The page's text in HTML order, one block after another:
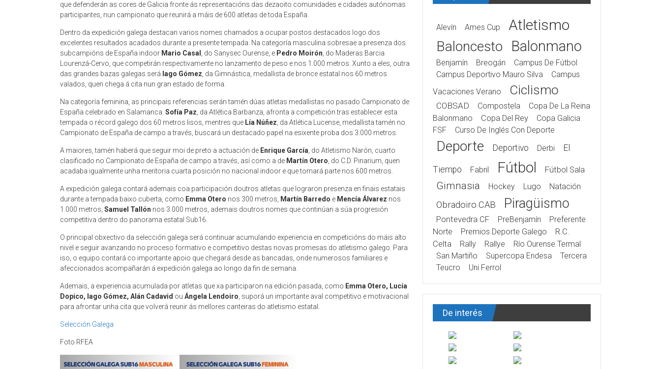
que defenderán as cores de Galicia fronte ás representacións das dezaoito comunidades e cidades autónomas
participantes, nun campionato que reunirá a máis de 600 atletas de toda España.
Dentro da expedición galega destacan varios nomes chamados a ocupar postos destacados logo dos
excelentes resultados acadados durante a presente tempada. Na categoría masculina sobresae a presenza dos
subcampións de España indoor Mario Casal , do Sanysec Ourense, e Pedro Moirón , do Maderas Barcia
Lourenzá-Cervo, que competirán respectivamente no lanzamento de peso e nos 1.000 metros. Xunto a eles, outra
das grandes bazas galegas será Iago Gómez , da Gimnástica, medallista de bronce estatal nos 60 metros
valados, quen chega á cita nun gran estado de forma.
Na categoría feminina, as principais referencias serán tamén dúas atletas medallistas no pasado Campionato de
España celebrado en Salamanca. Sofía Paz , da Atlética Barbanza, afronta a competición tras establecer esta
tempada o récord galego dos 60 metros lisos, mentres que Lía Núñez , da Atlética Lucense, medallista tamén no
Campionato de España de campo a través, buscará un destacado papel na esixente proba dos 3.000 metros.
A maiores, tamén haberá que seguir moi de preto a actuación de Enrique García , do Atletismo Narón, cuarto
clasificado no Campionato de España de campo a través, así como a de Martín Otero , do C.D. Pinarium, quen
acadaba igualmente unha meritoria cuarta posición no nacional indoor e que tomará parte nos 600 metros.
A expedición galega contará ademais coa participación doutros atletas que lograron presenza en finais estatais
durante a tempada baixo cuberta, como Emma Otero nos 300 metros, Martín Barredo e Mencía Álvarez nos
1.000 metros, Samuel Tallón nos 3.000 metros, ademais doutros nomes que continúan a súa progresión
competitiva dentro do panorama estatal Sub16.
O principal obxectivo da selección galega será continuar acumulando experiencia en competicións do máis alto
nivel e seguir avanzando no proceso formativo e competitivo destas novas promesas do atletismo galego. Para
iso, o equipo contará co importante apoio que chegará desde as bancadas, onde numerosos familiares e
afeccionados acompañarán á expedición galega ao longo da fin de semana.
Ademais, a experiencia acumulada por atletas que xa participaron na edición pasada, como Emma Otero, Lucía
Dopico, Iago Gómez, Alán Cadavid ou Ángela Lendoiro , suporá un importante aval competitivo e motivacional
para afrontar unha cita que volverá reunir ás mellores canteiras do atletismo estatal.
Selección Galega
Foto RFEA
Alevín Ames Cup Atletismo
Baloncesto Balonmano
Benjamín Breogán
Campus De Fútbol
Campus Deportivo Mauro Silva
Campus
Vacaciones Verano
Ciclismo
COBSAD Compostela
Copa De La Reina
Balonmano
Copa Del Rey
Copa Galicia
FSF
Curso De Inglés Con Deporte
Deporte Deportivo Derbi El
Tiempo Fabril Fútbol Fútbol Sala
Gimnasia Hockey Lugo Natación
Obradoiro CAB Piragüismo
Pontevedra CF PreBenjamín
Preferente
Norte
Premios Deporte Galego
R.C.
Celta
Rally Rallye
Río Ourense Termal
San Martiño
Supercopa Endesa
Tercera
Teucro
Uni Ferrol
De interés